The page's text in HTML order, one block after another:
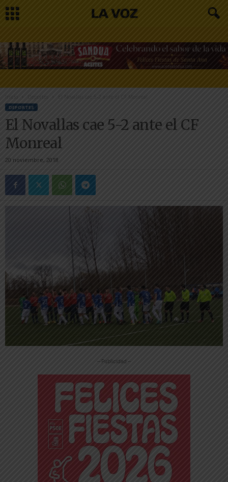
Inicio El Novallas cae 5-2 ante el CF Monreal
DEPORTES
El Novallas cae 5-2 ante el CF
Monreal
20 noviembre, 2018
-- Publicidad --